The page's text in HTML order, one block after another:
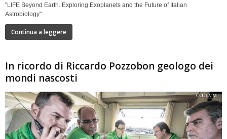
"LIFE Beyond Earth. Exploring Exoplanets and the Future of Italian
Astrobiology"
Continua a leggere
In ricordo di Riccardo Pozzobon geologo dei
mondi nascosti